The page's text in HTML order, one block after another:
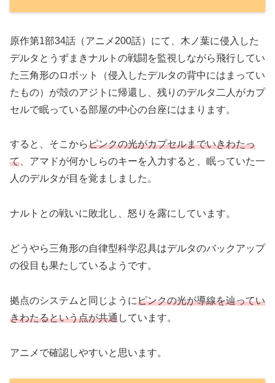
原作第1部34話（アニメ200話）にて、木ノ葉に侵入した
デルタとうずまきナルトの戦闘を監視しながら飛行してい
た三角形のロボット（侵入したデルタの背中にはまってい
たもの）が殻のアジトに帰還し、残りのデルタ二人がカプ
セルで眠っている部屋の中心の台座にはまります。
すると、そこからピンクの光がカプセルまでいきわたっ
て、アマドが何かしらのキーを入力すると、眠っていた一
人のデルタが目を覚ましました。
ナルトとの戦いに敗北し、怒りを露にしています。
どうやら三角形の自律型科学忍具はデルタのバックアップ
の役目も果たしているようです。
拠点のシステムと同じようにピンクの光が導線を辿ってい
きわたるという点が共通しています。
アニメで確認しやすいと思います。